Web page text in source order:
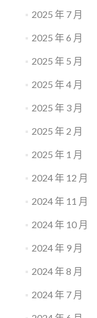
2025 年 7 月
2025 年 6 月
2025 年 5 月
2025 年 4 月
2025 年 3 月
2025 年 2 月
2025 年 1 月
2024 年 12 月
2024 年 11 月
2024 年 10 月
2024 年 9 月
2024 年 8 月
2024 年 7 月